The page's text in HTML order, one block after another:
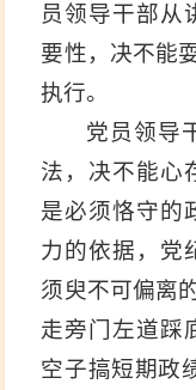
员领导干部从
要性，决不能
执行。
党员领导
法，决不能心
是必须恪守的
力的依据，党
须臾不可偏离
走旁门左道踩
空子搞短期政